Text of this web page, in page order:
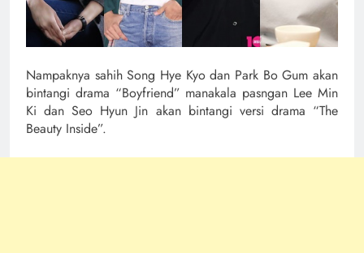
Nampaknya sahih Song Hye Kyo dan Park Bo Gum akan
bintangi drama “Boyfriend” manakala pasngan Lee Min
Ki dan Seo Hyun Jin akan bintangi versi drama “The
Beauty Inside”.